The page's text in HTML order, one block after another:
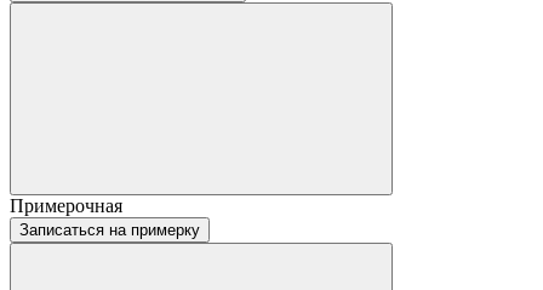
Примерочная
Записаться на примерку